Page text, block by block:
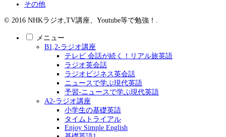
その他
© 2016 NHKラジオ,TV講座、Youtube等で勉強！.
メニュー
B1,2-ラジオ講座
テレビ 会話が続く！リアル旅英語
ラジオ英会話
ラジオビジネス英会話
ニュースで学ぶ現代英語
予習-ニュースで学ぶ現代英語
A2-ラジオ講座
小学生の基礎英語
タイムトライアル
Enjoy Simple English